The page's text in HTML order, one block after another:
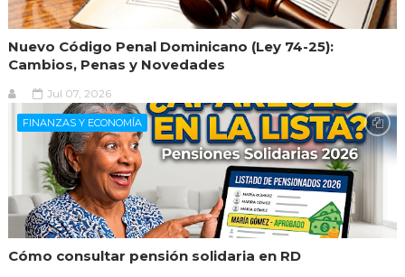
Nuevo Código Penal Dominicano (Ley 74-25):
Cambios, Penas y Novedades
Jul 07, 2026
FINANZAS Y ECONOMÍA
Cómo consultar pensión solidaria en RD